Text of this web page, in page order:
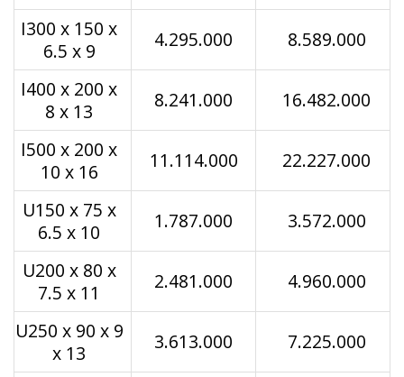
I300 x 150 x
6.5 x 9
4.295.000 8.589.000
I400 x 200 x
8 x 13
8.241.000 16.482.000
I500 x 200 x
10 x 16
11.114.000 22.227.000
U150 x 75 x
6.5 x 10
1.787.000 3.572.000
U200 x 80 x
7.5 x 11
2.481.000 4.960.000
U250 x 90 x 9
x 13
3.613.000 7.225.000